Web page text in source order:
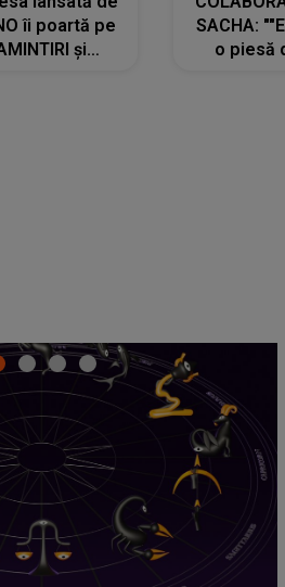
îi poartă pe
și
SACHA:
o piesă